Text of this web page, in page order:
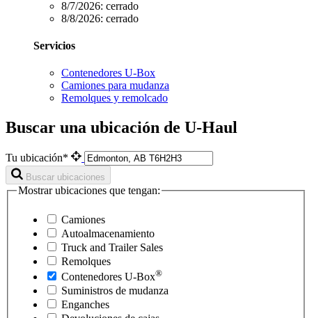
8/7/2026: cerrado
8/8/2026: cerrado
Servicios
Contenedores U-Box
Camiones para mudanza
Remolques y remolcado
Buscar una ubicación de U-Haul
Tu ubicación*
Buscar ubicaciones
Mostrar ubicaciones que tengan:
Camiones
Autoalmacenamiento
Truck and Trailer Sales
Remolques
Contenedores U-Box®
Suministros de mudanza
Enganches